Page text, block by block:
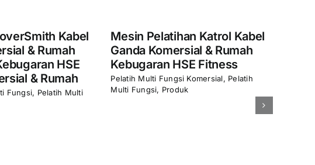
Mesin Pelatihan Katrol Kabel
Ganda Komersial & Rumah
Kebugaran HSE Fitness
Pelatih Multi Fungsi Komersial,Pelatih
Multi Fungsi,Produk